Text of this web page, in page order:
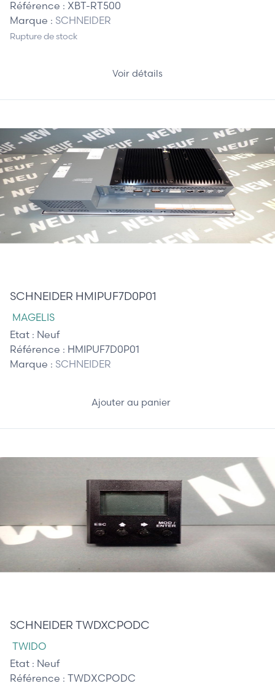
Référence : XBT-RT500
Marque : SCHNEIDER
Rupture de stock
Voir détails
SCHNEIDER HMIPUF7D0P01
MAGELIS
Etat : Neuf
Référence : HMIPUF7D0P01
Marque : SCHNEIDER
Ajouter au panier
SCHNEIDER TWDXCPODC
TWIDO
Etat : Neuf
Référence : TWDXCPODC